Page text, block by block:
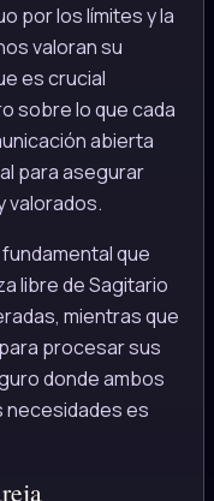
por los límites y la
valoran su
es crucial
sobre lo que cada
abierta
para asegurar
valorados.
que
libre de Sagitario
mientras que
procesar sus
donde ambos
necesidades es